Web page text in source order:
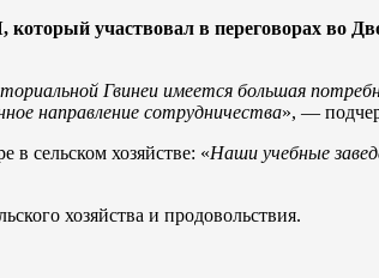
участвовал в переговорах во
Гвинеи имеется большая
направление сотрудничества», —
сельском хозяйстве: «Наши учебные
хозяйства и продовольствия.